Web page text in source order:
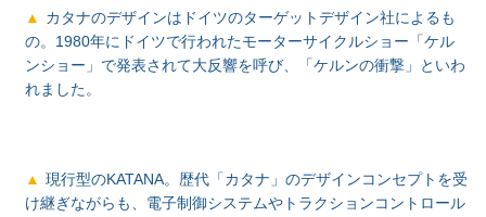
カタナのデザインはドイツのターゲットデザイン社によるも
の。1980年にドイツで行われたモーターサイクルショー「ケル
ンショー」で発表されて大反響を呼び、「ケルンの衝撃」といわ
れました。
現行型のKATANA。歴代「カタナ」のデザインコンセプトを受
け継ぎながらも、電子制御システムやトラクションコントロール